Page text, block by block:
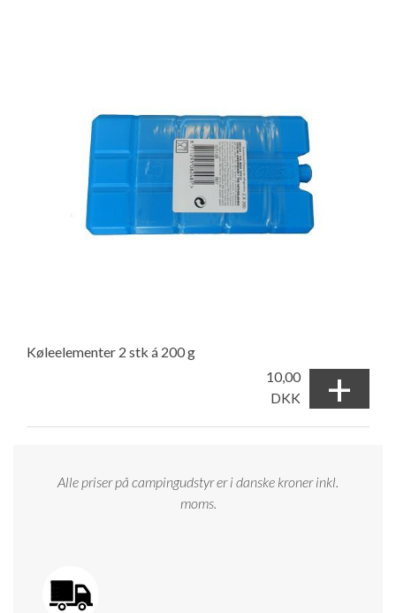
Køleelementer 2 stk á 200 g
10,00
DKK
+
Alle priser på campingudstyr er i danske kroner inkl.
moms.